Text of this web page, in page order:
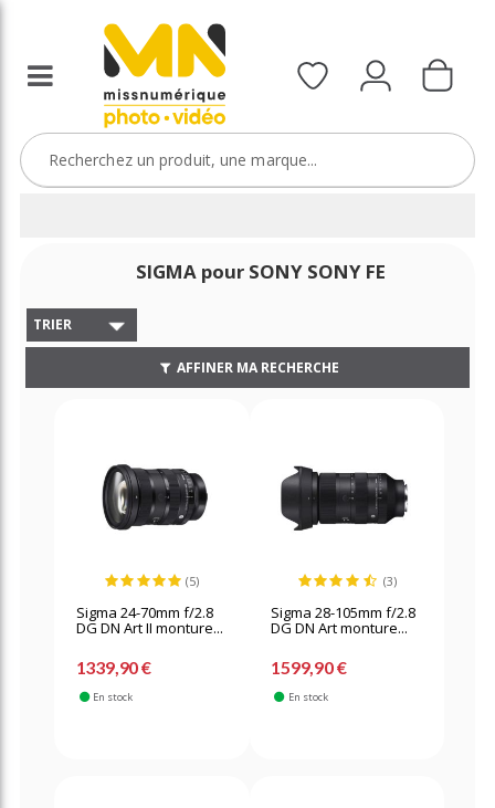
SIGMA pour SONY SONY FE
TRIER
AFFINER MA RECHERCHE
(5)
Sigma 24-70mm f/2.8
DG DN Art II monture...
1339,90 €
En stock
(3)
Sigma 28-105mm f/2.8
DG DN Art monture...
1599,90 €
En stock